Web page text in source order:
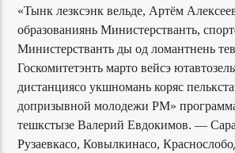
«Тынк лезксэнк вельде, Артём
образованиянь Министерстванть,
Министерстванть ды од ломантнень
Госкомитетэнть марто вейсэ
дистанциясо укшномань коряс
допризывной молодежи РМ»
тешкстызе Валерий Евдокимов. —
Рузаевкасо, Ковылкинасо,